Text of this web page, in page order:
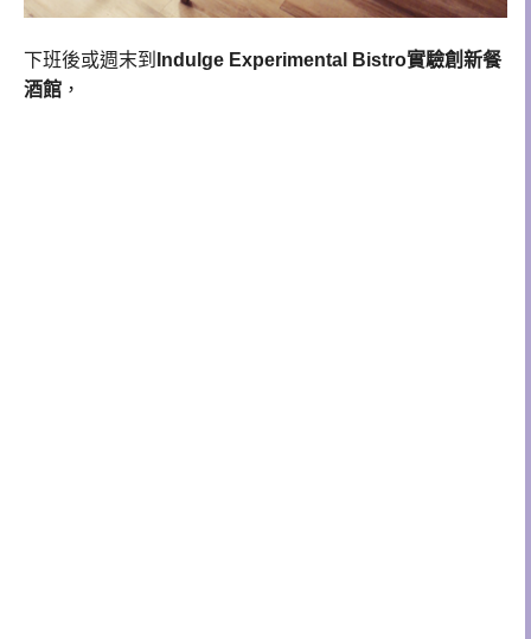
下班後或週末到 Indulge Experimental Bistro實驗創新餐
酒館 ，